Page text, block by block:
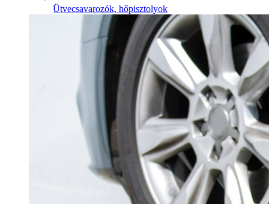
Ütvecsavarozók, hőpisztolyok